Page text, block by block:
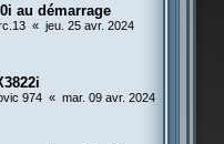
au démarrage
« jeu. 25 avr. 2024
974 « mar. 09 avr. 2024